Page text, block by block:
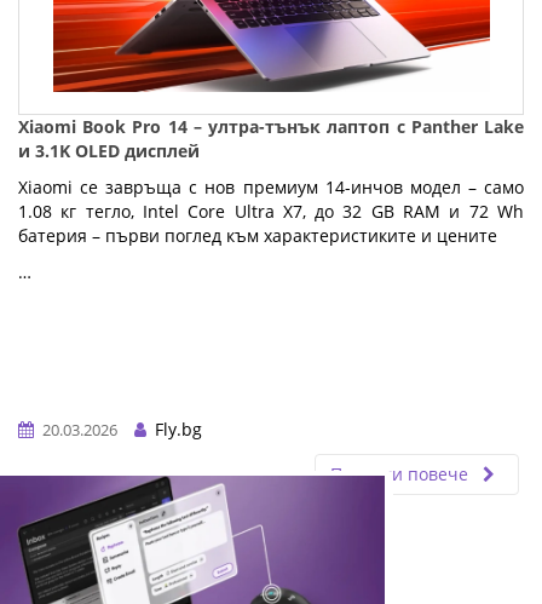
Xiaomi Book Pro 14 – ултра-тънък лаптоп с Panther Lake
и 3.1K OLED дисплей
Xiaomi се завръща с нов премиум 14-инчов модел – само
1.08 кг тегло, Intel Core Ultra X7, до 32 GB RAM и 72 Wh
батерия – първи поглед към характеристиките и цените
…
20.03.2026
Fly.bg
Прочети повече